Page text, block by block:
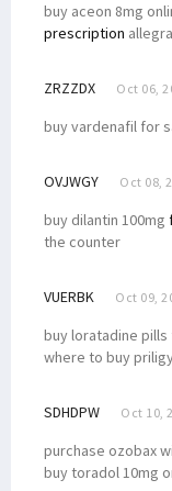
buy aceon 8mg
prescription
ZRZZDX Oct 06,
buy vardenafil for
OVJWGY Oct 08,
buy dilantin 100mg
the counter
VUERBK Oct 09,
buy loratadine pills
where to buy
SDHDPW Oct 10,
purchase ozobax
buy toradol 10mg